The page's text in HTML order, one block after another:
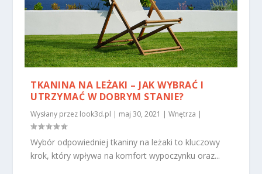
TKANINA NA LEŻAKI – JAK WYBRAĆ I
UTRZYMAĆ W DOBRYM STANIE?
Wysłany przez look3d.pl | maj 30, 2021 |Wnętrza |
Wybór odpowiedniej tkaniny na leżaki to kluczowy
krok, który wpływa na komfort wypoczynku oraz...